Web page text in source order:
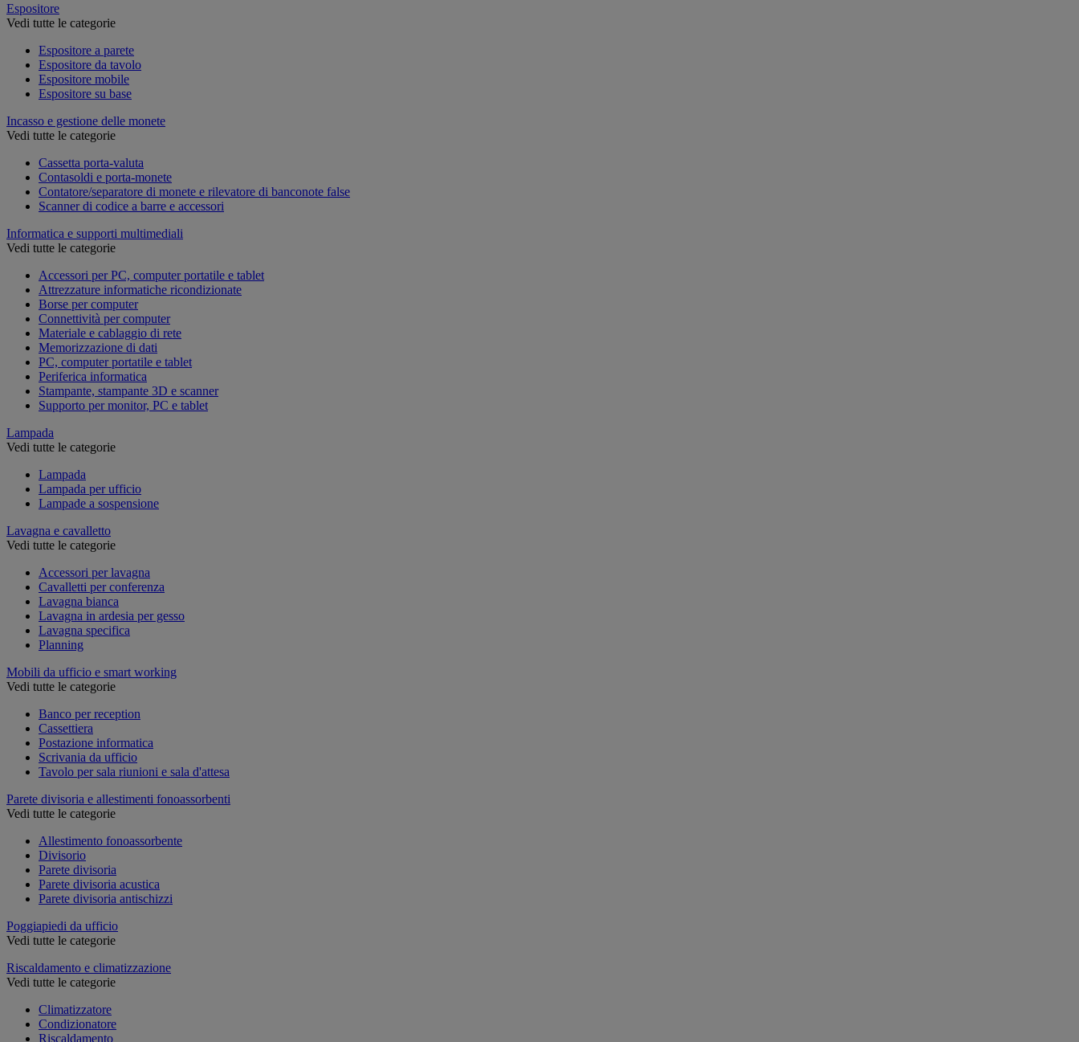
Espositore
Vedi tutte le categorie
Espositore a parete
Espositore da tavolo
Espositore mobile
Espositore su base
Incasso e gestione delle monete
Vedi tutte le categorie
Cassetta porta-valuta
Contasoldi e porta-monete
Contatore/separatore di monete e rilevatore di banconote false
Scanner di codice a barre e accessori
Informatica e supporti multimediali
Vedi tutte le categorie
Accessori per PC, computer portatile e tablet
Attrezzature informatiche ricondizionate
Borse per computer
Connettività per computer
Materiale e cablaggio di rete
Memorizzazione di dati
PC, computer portatile e tablet
Periferica informatica
Stampante, stampante 3D e scanner
Supporto per monitor, PC e tablet
Lampada
Vedi tutte le categorie
Lampada
Lampada per ufficio
Lampade a sospensione
Lavagna e cavalletto
Vedi tutte le categorie
Accessori per lavagna
Cavalletti per conferenza
Lavagna bianca
Lavagna in ardesia per gesso
Lavagna specifica
Planning
Mobili da ufficio e smart working
Vedi tutte le categorie
Banco per reception
Cassettiera
Postazione informatica
Scrivania da ufficio
Tavolo per sala riunioni e sala d'attesa
Parete divisoria e allestimenti fonoassorbenti
Vedi tutte le categorie
Allestimento fonoassorbente
Divisorio
Parete divisoria
Parete divisoria acustica
Parete divisoria antischizzi
Poggiapiedi da ufficio
Vedi tutte le categorie
Riscaldamento e climatizzazione
Vedi tutte le categorie
Climatizzatore
Condizionatore
Riscaldamento